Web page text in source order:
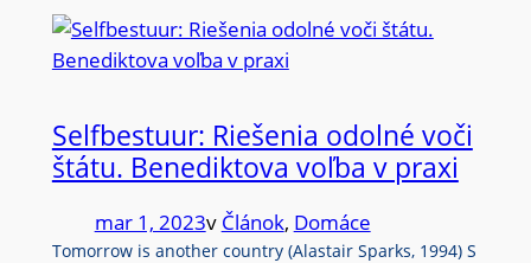
Selfbestuur: Riešenia odolné voči
štátu. Benediktova voľba v praxi
mar 1, 2023v Článok, Domáce
Tomorrow is another country (Alastair Sparks, 1994) S